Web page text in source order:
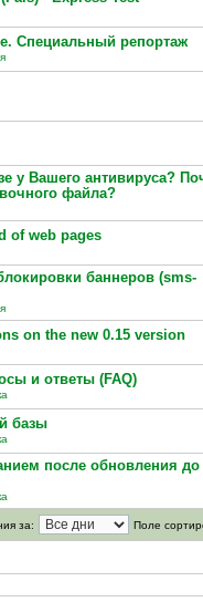
Специальный репортаж
у Вашего антивируса?
файла?
of web pages
баннеров (sms-
on the new 0.15 version
и ответы (FAQ)
базы
после обновления до
за:
Поле